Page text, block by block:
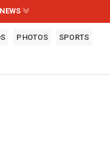
PHOTOS SPORTS